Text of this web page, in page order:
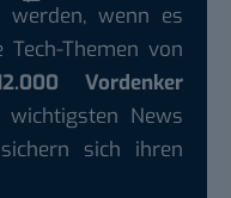
wenn es
Themen von
Vordenker
News
sich ihren